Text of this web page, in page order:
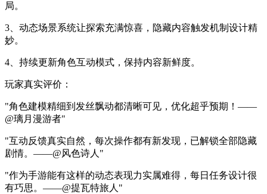
局。
3、动态场景系统让探索充满惊喜，隐藏内容触发机制设计精
妙。
4、持续更新角色互动模式，保持内容新鲜度。
玩家真实评价：
"角色建模精细到发丝飘动都清晰可见，优化超乎预期！——
@璃月漫游者"
"互动反馈真实自然，每次操作都有新发现，已解锁全部隐藏
剧情。——@风色诗人"
"作为手游能有这样的动态表现力实属难得，每日任务设计很
有巧思。——@提瓦特旅人"